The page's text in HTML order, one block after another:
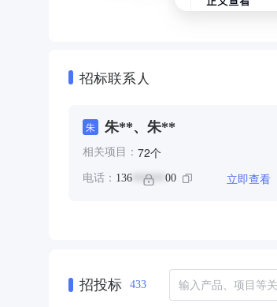
招标联系人
朱 朱**、朱**
相关项目： 72个
电话： 136 ****** 00 立即查看
招投标 433